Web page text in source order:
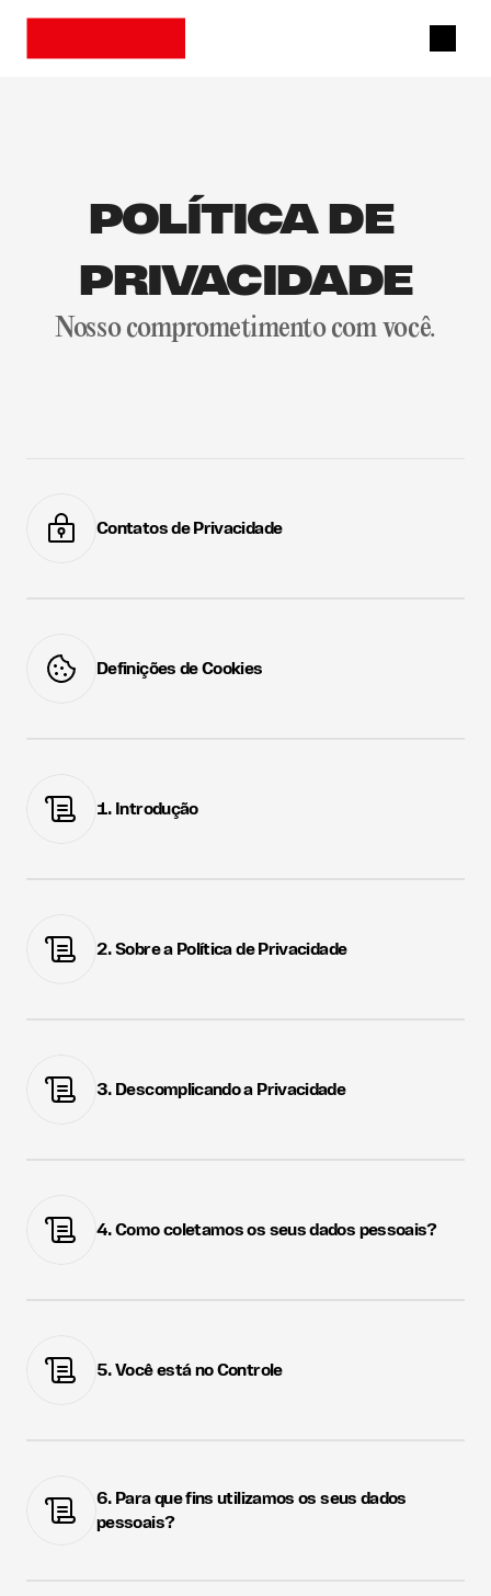
POLÍTICA DE
PRIVACIDADE
Nosso comprometimento com você.
Contatos de Privacidade
Definições de Cookies
1. Introdução
2. Sobre a Política de Privacidade
3. Descomplicando a Privacidade
4. Como coletamos os seus dados pessoais?
5. Você está no Controle
6. Para que fins utilizamos os seus dados
pessoais?